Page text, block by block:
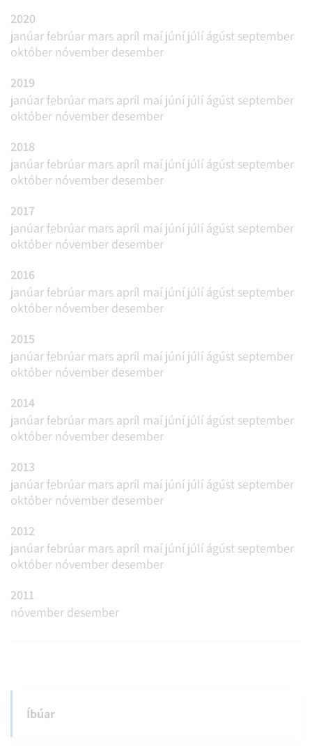
2020
janúar febrúar mars apríl maí júní júlí ágúst september
október nóvember desember
2019
janúar febrúar mars apríl maí júní júlí ágúst september
október nóvember desember
2018
janúar febrúar mars apríl maí júní júlí ágúst september
október nóvember desember
2017
janúar febrúar mars apríl maí júní júlí ágúst september
október nóvember desember
2016
janúar febrúar mars apríl maí júní júlí ágúst september
október nóvember desember
2015
janúar febrúar mars apríl maí júní júlí ágúst september
október nóvember desember
2014
janúar febrúar mars apríl maí júní júlí ágúst september
október nóvember desember
2013
janúar febrúar mars apríl maí júní júlí ágúst september
október nóvember desember
2012
janúar febrúar mars apríl maí júní júlí ágúst september
október nóvember desember
2011
nóvember desember
Íbúar